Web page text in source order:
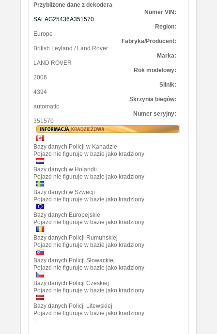
Przybliżone dane z dekodera
Numer VIN:
SALAG25436A351570
Region:
Europe
Fabryka/Producent:
British Leyland / Land Rover
Marka:
LAND ROVER
Rok modelowy:
2006
Silnik:
4394
Skrzynia biegów:
automatic
Numer seryjny:
351570
Bazy danych Policji w Kanadzie
Pojazd nie figuruje w bazie jako kradziony
Bazy danych w Holandii
Pojazd nie figuruje w bazie jako kradziony
Bazy danych w Szwecji
Pojazd nie figuruje w bazie jako kradziony
Bazy danych Europejskie
Pojazd nie figuruje w bazie jako kradziony
Bazy danych Policji Rumuńskiej
Pojazd nie figuruje w bazie jako kradziony
Bazy danych Policji Słowackiej
Pojazd nie figuruje w bazie jako kradziony
Bazy danych Policji Czeskiej
Pojazd nie figuruje w bazie jako kradziony
Bazy danych Policji Litewskiej
Pojazd nie figuruje w bazie jako kradziony